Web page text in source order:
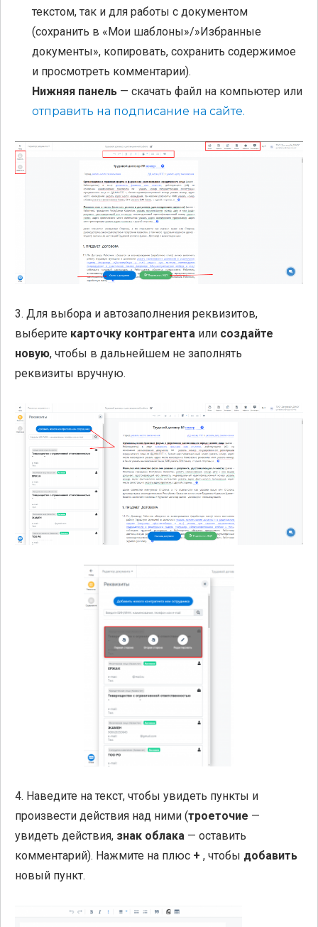
текстом, так и для работы с документом
(сохранить в «Мои шаблоны»/»Избранные
документы», копировать, сохранить содержимое
и просмотреть комментарии).
Нижняя панель — скачать файл на компьютер или
отправить на подписание на сайте.
3. Для выбора и автозаполнения реквизитов,
выберите карточку контрагента или создайте
новую, чтобы в дальнейшем не заполнять
реквизиты вручную.
4. Наведите на текст, чтобы увидеть пункты и
произвести действия над ними (троеточие —
увидеть действия, знак облака — оставить
комментарий). Нажмите на плюс + , чтобы добавить
новый пункт.